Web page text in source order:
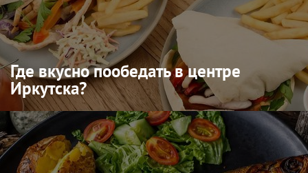
Где вкусно пообедать в центре
Иркутска?